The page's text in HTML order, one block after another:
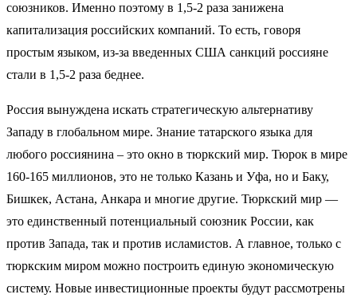
союзников. Именно поэтому в 1,5-2 раза занижена
капитализация российских компаний. То есть, говоря
простым языком, из-за введенных США санкций россияне
стали в 1,5-2 раза беднее.
Россия вынуждена искать стратегическую альтернативу
Западу в глобальном мире. Знание татарского языка для
любого россиянина – это окно в тюркский мир. Тюрок в мире
160-165 миллионов, это не только Казань и Уфа, но и Баку,
Бишкек, Астана, Анкара и многие другие. Тюркский мир —
это единственный потенциальный союзник России, как
против Запада, так и против исламистов. А главное, только с
тюркским миром можно построить единую экономическую
систему. Новые инвестиционные проекты будут рассмотрены